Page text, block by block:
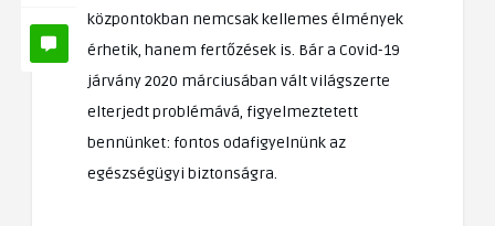
központokban nemcsak kellemes élmények
érhetik, hanem fertőzések is. Bár a Covid-19
járvány 2020 márciusában vált világszerte
elterjedt problémává, figyelmeztetett
bennünket: fontos odafigyelnünk az
egészségügyi biztonságra.